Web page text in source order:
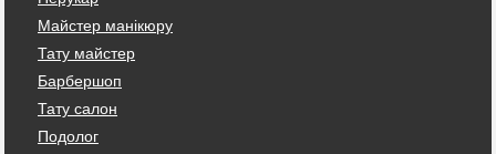
Майстер манікюру
Тату майстер
Барбершоп
Тату салон
Подолог